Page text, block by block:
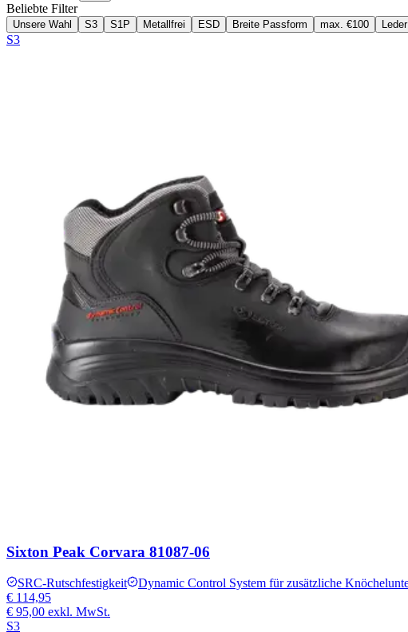
Beliebte Filter
Unsere Wahl S3 S1P Metallfrei ESD Breite Passform max. €100 Leder
S3
Sixton Peak Corvara 81087-06
SRC-Rutschfestigkeit
Dynamic Control System für zusätzliche
€ 114,95
€ 95,00 exkl. MwSt.
S3